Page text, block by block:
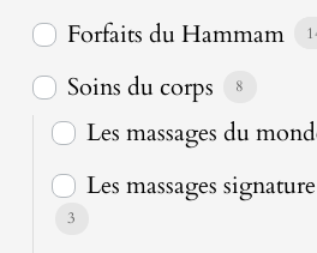
Forfaits du Hammam
Soins du corps 8
Les massages du
Les massages
3